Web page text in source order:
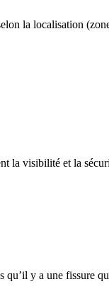
la localisation
la visibilité et la
y a une fissure